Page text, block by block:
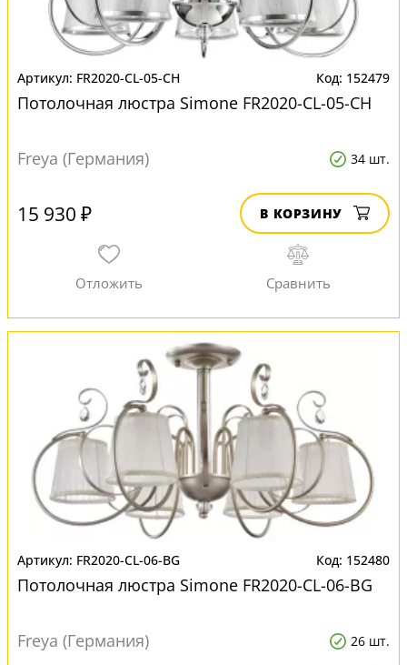
FR2020-CL-05-CH 152479
Потолочная люстра Simone FR2020-CL-05-CH
Freya (Германия) 34 шт.
15 930 ₽ В КОРЗИНУ
FR2020-CL-06-BG 152480
Потолочная люстра Simone FR2020-CL-06-BG
Freya (Германия) 26 шт.